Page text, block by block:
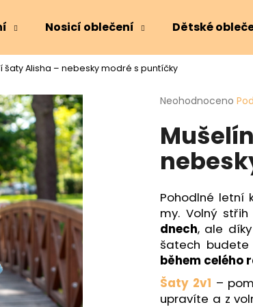
Nosicí oblečení Dětské
šaty Alisha – nebesky modré s puntíčky
Průměrné
produktu
je
hvězdiček.
Neohodnoceno
Pohodlné letní
my. Volný
dnech, ale
šatech
během celého
Šaty 2v1 –
upravíte a z
Co potřebujete najít?
HLEDAT
Doporučujeme